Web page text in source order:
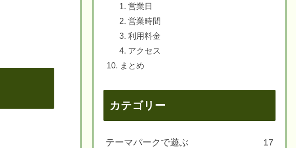
営業日
営業時間
利用料金
アクセス
まとめ
カテゴリー
テーマパークで遊ぶ 17